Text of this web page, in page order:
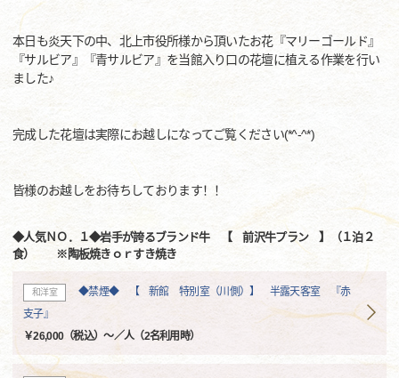
本日も炎天下の中、北上市役所様から頂いたお花『マリーゴールド』
『サルビア』『青サルビア』を当館入り口の花壇に植える作業を行い
ました♪
完成した花壇は実際にお越しになってご覧ください(*^-^*)
皆様のお越しをお待ちしております！！
◆人気ＮＯ．１◆岩手が誇るブランド牛 【 前沢牛プラン 】（１泊２
食） ※陶板焼きｏｒすき焼き
和洋室
◆禁煙◆ 【 新館 特別室（川側）】 半露天客室 『赤
支子』
￥26,000（税込）～／人（2名利用時）